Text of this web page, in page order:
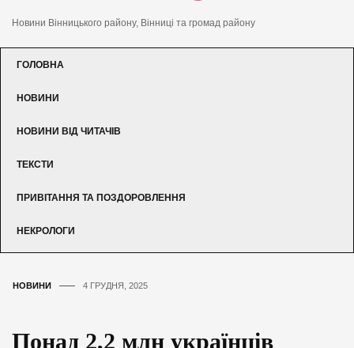
Новини Вінницького району, Вінниці та громад району
ГОЛОВНА
НОВИНИ
НОВИНИ ВІД ЧИТАЧІВ
ТЕКСТИ
ПРИВІТАННЯ ТА ПОЗДОРОВЛЕННЯ
НЕКРОЛОГИ
НОВИНИ 4 ГРУДНЯ, 2025
Понад 2,2 млн українців